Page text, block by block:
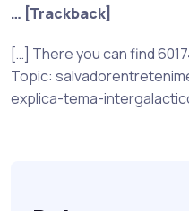
… [Trackback]
[…] There you can find
Topic:
explica-tema-